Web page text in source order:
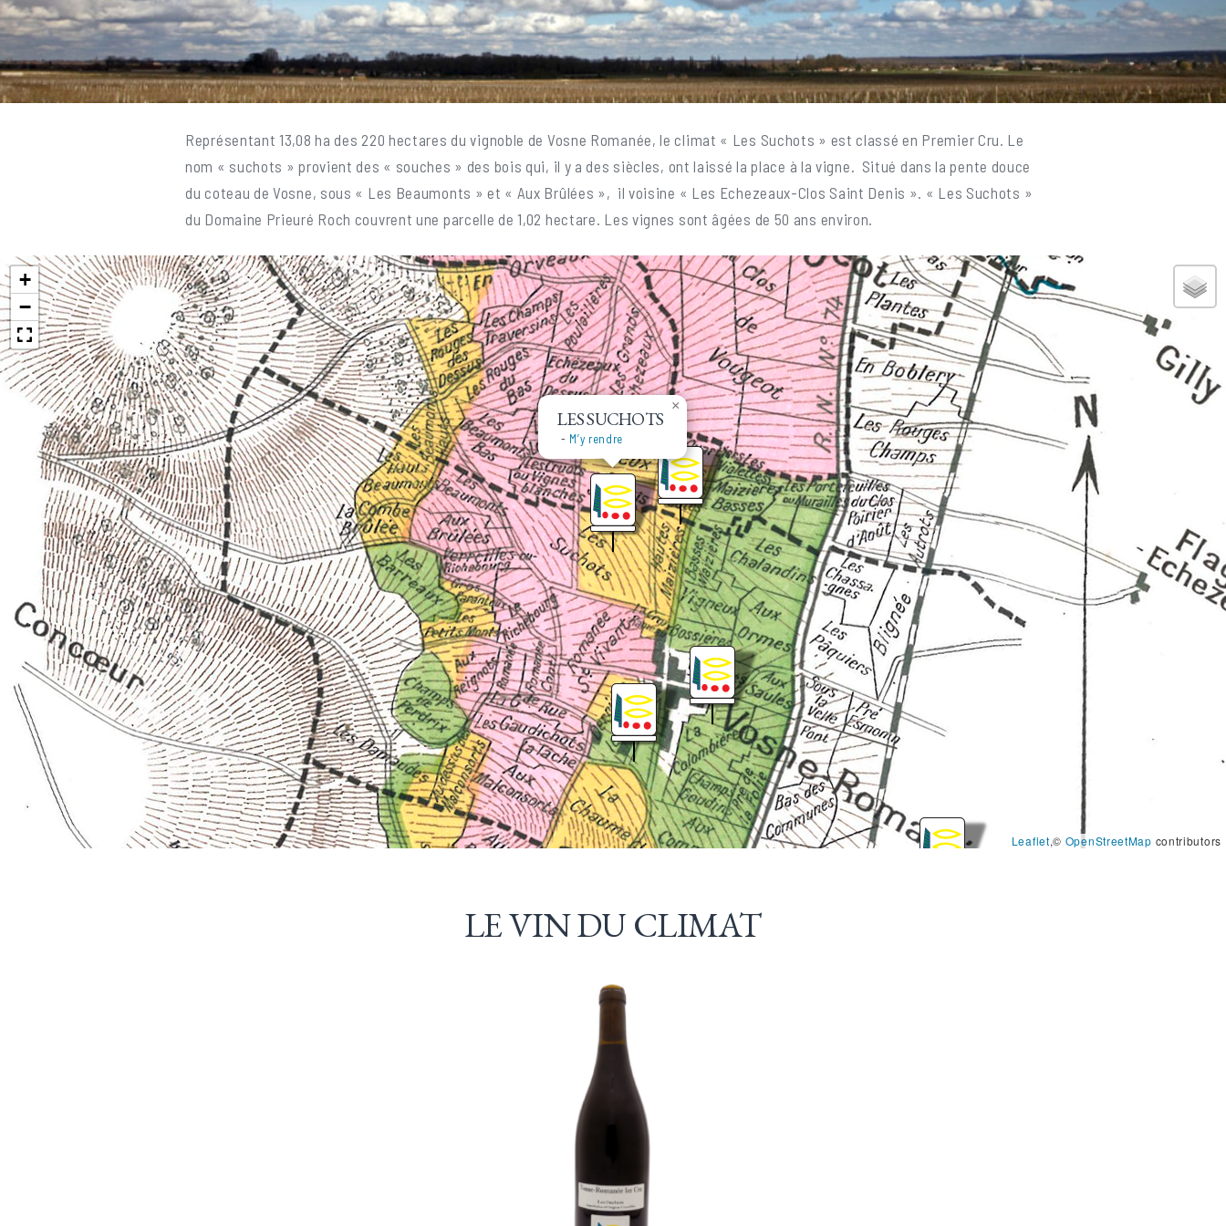
Représentant 13,08 ha des 220 hectares du vignoble de Vosne Romanée, le climat « Les Suchots » est classé en Premier Cru. Le
nom « suchots » provient des « souches » des bois qui, il y a des siècles, ont laissé la place à la vigne. Situé dans la pente douce
du coteau de Vosne, sous « Les Beaumonts » et « Aux Brûlées », il voisine « Les Echezeaux-Clos Saint Denis ». « Les Suchots »
du Domaine Prieuré Roch couvrent une parcelle de 1,02 hectare. Les vignes sont âgées de 50 ans environ.
LES SUCHOTS
- M’y rendre
×
+
−
Leaflet,© OpenStreetMap contributors
LE VIN DU CLIMAT